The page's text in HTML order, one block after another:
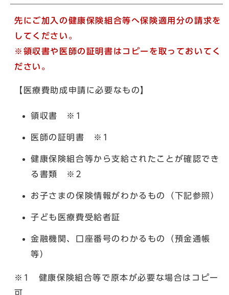
先にご加入の健康保険組合等へ保険適用分の請求を
してください。
※領収書や医師の証明書はコピーを取っておいてく
ださい。
【医療費助成申請に必要なもの】
領収書 ※1
医師の証明書 ※1
健康保険組合等から支給されたことが確認でき
る書類 ※2
お子さまの保険情報がわかるもの（下記参照）
子ども医療費受給者証
金融機関、口座番号のわかるもの（預金通帳
等）
※1 健康保険組合等で原本が必要な場合はコピー
可